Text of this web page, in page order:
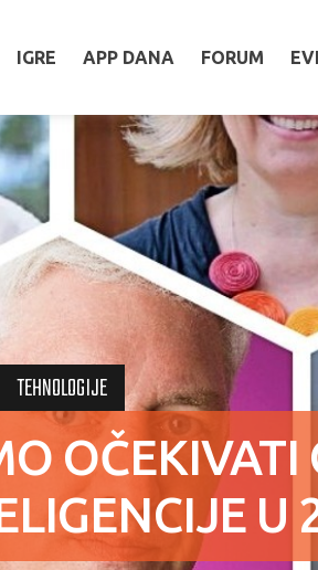
IGRE APP DANA FORUM
TEHNOLOGIJE
OČEKIVATI
U